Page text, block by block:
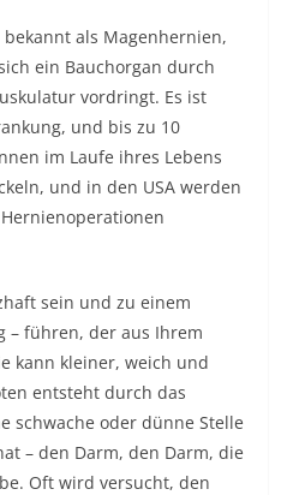
als Magenhernien,
ein Bauchorgan durch
vordringt. Es ist
und bis zu 10
im Laufe ihres Lebens
und in den USA werden
sein und zu einem
– führen, der aus Ihrem
kann kleiner, weich und
entsteht durch das
schwache oder dünne Stelle
– den Darm, den Darm, die
Oft wird versucht, den